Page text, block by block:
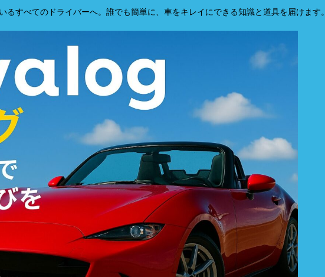
すべてのドライバーへ。誰でも簡単に、車をキレイにできる知識と道具を届けます。